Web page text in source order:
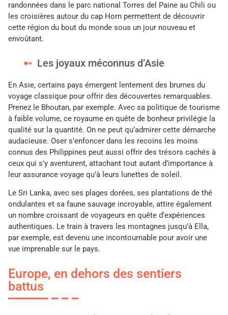
randonnées dans le parc national Torres del Paine au Chili ou
les croisières autour du cap Horn permettent de découvrir
cette région du bout du monde sous un jour nouveau et
envoûtant.
Les joyaux méconnus d’Asie
En Asie, certains pays émergent lentement des brumes du
voyage classique pour offrir des découvertes remarquables.
Prenez le Bhoutan, par exemple. Avec sa politique de tourisme
à faible volume, ce royaume en quête de bonheur privilégie la
qualité sur la quantité. On ne peut qu’admirer cette démarche
audacieuse. Oser s’enfoncer dans les recoins les moins
connus des Philippines peut aussi offrir des trésors cachés à
ceux qui s’y aventurent, attachant tout autant d’importance à
leur assurance voyage qu’à leurs lunettes de soleil.
Le Sri Lanka, avec ses plages dorées, ses plantations de thé
ondulantes et sa faune sauvage incroyable, attire également
un nombre croissant de voyageurs en quête d’expériences
authentiques. Le train à travers les montagnes jusqu’à Ella,
par exemple, est devenu une incontournable pour avoir une
vue imprenable sur le pays.
Europe, en dehors des sentiers
battus